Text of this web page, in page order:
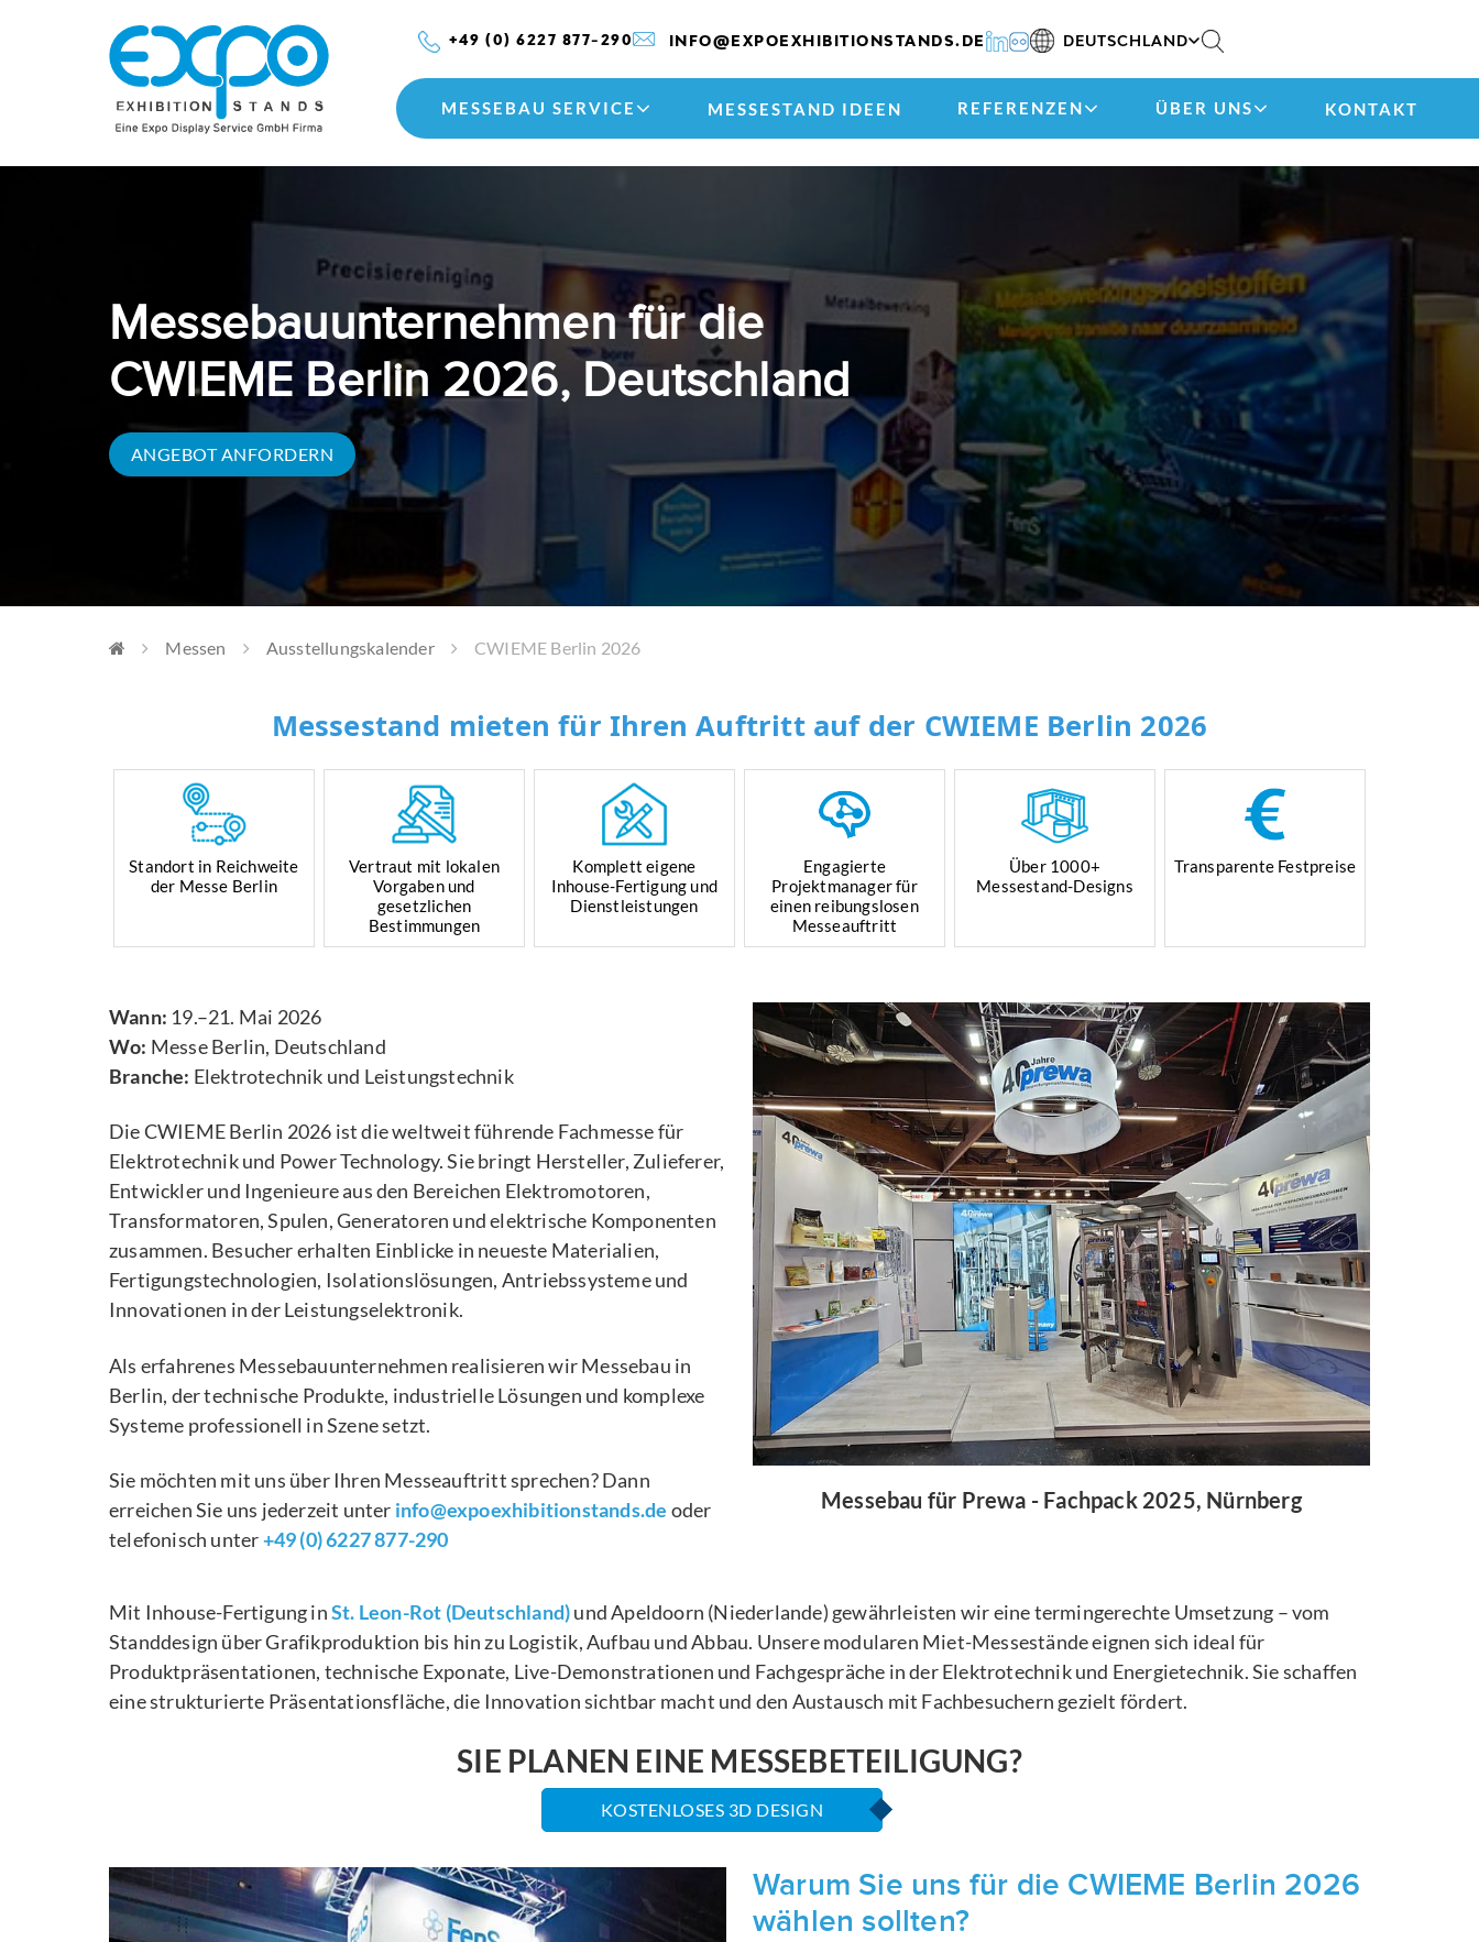
+49 (0) 6227 877-290 INFO@EXPOEXHIBITIONSTANDS.DE DEUTSCHLAND
MESSEBAU SERVICE MESSESTAND IDEEN REFERENZEN ÜBER UNS KONTAKT
Messebauunternehmen für die
CWIEME Berlin 2026, Deutschland
ANGEBOT ANFORDERN
Messen Ausstellungskalender CWIEME Berlin 2026
Messestand mieten für Ihren Auftritt auf der CWIEME Berlin 2026
Standort in Reichweite
der Messe Berlin
Vertraut mit lokalen
Vorgaben und
gesetzlichen
Bestimmungen
Komplett eigene
Inhouse-Fertigung und
Dienstleistungen
Engagierte
Projektmanager für
einen reibungslosen
Messeauftritt
Über 1000+
Messestand-Designs
Transparente Festpreise
Wann: 19.–21. Mai 2026
Wo: Messe Berlin, Deutschland
Branche: Elektrotechnik und Leistungstechnik
Die CWIEME Berlin 2026 ist die weltweit führende Fachmesse für
Elektrotechnik und Power Technology. Sie bringt Hersteller, Zulieferer,
Entwickler und Ingenieure aus den Bereichen Elektromotoren,
Transformatoren, Spulen, Generatoren und elektrische Komponenten
zusammen. Besucher erhalten Einblicke in neueste Materialien,
Fertigungstechnologien, Isolationslösungen, Antriebssysteme und
Innovationen in der Leistungselektronik.
Als erfahrenes Messebauunternehmen realisieren wir Messebau in
Berlin, der technische Produkte, industrielle Lösungen und komplexe
Systeme professionell in Szene setzt.
Sie möchten mit uns über Ihren Messeauftritt sprechen? Dann
erreichen Sie uns jederzeit unter info@expoexhibitionstands.de oder
telefonisch unter+49 (0) 6227 877-290
Messebau für Prewa - Fachpack 2025, Nürnberg
Mit Inhouse-Fertigung inSt. Leon-Rot (Deutschland)und Apeldoorn (Niederlande) gewährleisten wir eine termingerechte Umsetzung – vom
Standdesign über Grafikproduktion bis hin zu Logistik, Aufbau und Abbau. Unsere modularen Miet-Messestände eignen sich ideal für
Produktpräsentationen, technische Exponate, Live-Demonstrationen und Fachgespräche in der Elektrotechnik und Energietechnik. Sie schaffen
eine strukturierte Präsentationsfläche, die Innovation sichtbar macht und den Austausch mit Fachbesuchern gezielt fördert.
SIE PLANEN EINE MESSEBETEILIGUNG?
KOSTENLOSES 3D DESIGN
Warum Sie uns für die CWIEME Berlin 2026
wählen sollten?